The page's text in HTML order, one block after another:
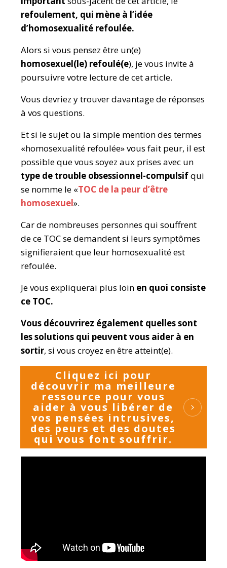
refoulement, qui mène à l’idée
d’homosexualité refoulée.
Alors si vous pensez être un(e)
homosexuel(le) refoulé(e), je vous invite à
poursuivre votre lecture de cet article.
Vous devriez y trouver davantage de réponses
à vos questions.
Et si le sujet ou la simple mention des termes
«homosexualité refoulée» vous fait peur, il est
possible que vous soyez aux prises avec un
type de trouble obsessionnel-compulsifqui
se nomme le «TOC de la peur d’être
homosexuel».
Car de nombreuses personnes qui souffrent
de ce TOC se demandent si leurs symptômes
signifieraient que leur homosexualité est
refoulée.
Je vous expliquerai plus loin en quoi consiste
ce TOC.
Vous découvrirez également quelles sont
lessolutions qui peuvent vous aider à en
sortir, si vous croyez en être atteint(e).
Cliquez ici pour
découvrir ma meilleure
ressource pour vous
aider à vous libérer de
vos pensées intrusives,
des peurs et des doutes
qui vous font souffrir.